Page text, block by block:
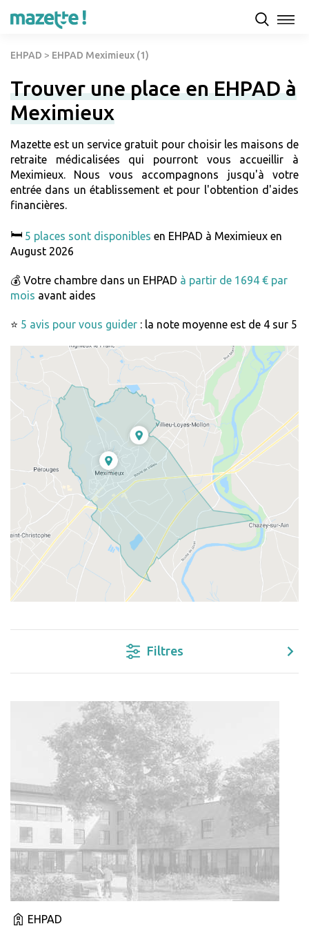
EHPAD > EHPAD Meximieux (1)
Trouver une place en EHPAD à
Meximieux
Mazette est un service gratuit pour choisir les maisons de
retraite médicalisées qui pourront vous accueillir à
Meximieux. Nous vous accompagnons jusqu'à votre
entrée dans un établissement et pour l'obtention d'aides
financières.
🛏️ 5 places sont disponibles en EHPAD à Meximieux en
August 2026
💰 Votre chambre dans un EHPAD à partir de 1694 € par
mois avant aides
⭐ 5 avis pour vous guider : la note moyenne est de 4 sur 5
Filtres
EHPAD